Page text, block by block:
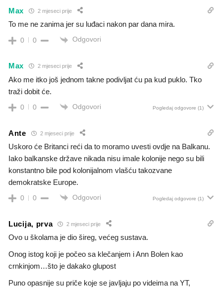
Max 2 mjeseci prije
To me ne zanima jer su luđaci nakon par dana mira.
0 0 Odgovori
Max 2 mjeseci prije
Ako me itko još jednom takne podivljat ću pa kud puklo. Tko
traži dobit će.
0 0 Odgovori Pogledaj odgovore (1)
Ante 2 mjeseci prije
Uskoro će Britanci reći da to moramo uvesti ovdje na Balkanu.
Iako balkanske države nikada nisu imale kolonije nego su bili
konstantno bile pod kolonijalnom vlašću takozvane
demokratske Europe.
0 0 Odgovori Pogledaj odgovore (1)
Lucija, prva 2 mjeseci prije
Ovo u školama je dio šireg, većeg sustava.
Onog istog koji je počeo sa klečanjem i Ann Bolen kao
crnkinjom…što je dakako glupost
Puno opasnije su priče koje se javljaju po videima na YT,